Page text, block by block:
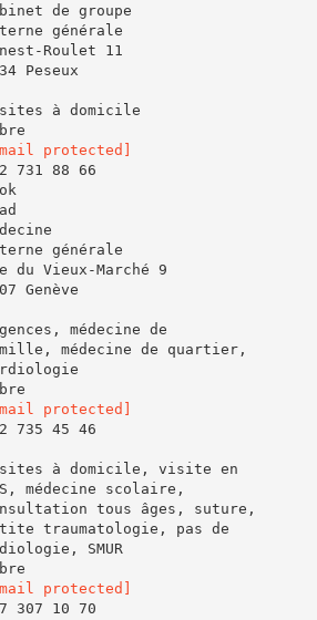
de groupe
générale
Roulet 11
Peseux
à domicile
protected]
731 88 66
générale
du Vieux-Marché 9
Genève
médecine de
médecine de quartier,
protected]
735 45 46
à domicile, visite en
médecine scolaire,
tous âges, suture,
traumatologie, pas de
SMUR
protected]
307 10 70